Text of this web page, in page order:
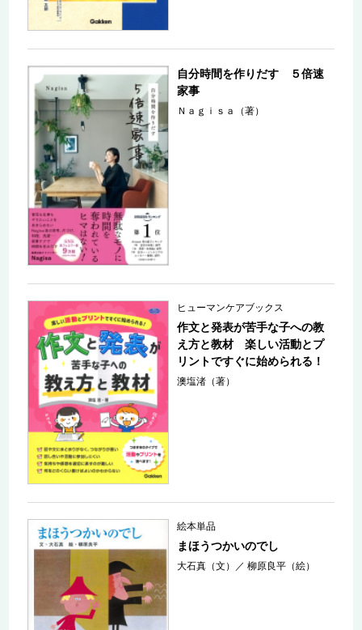
自分時間を作りだす ５倍速
家事
Ｎａｇｉｓａ（著）
ヒューマンケアブックス
作文と発表が苦手な子への教
え方と教材 楽しい活動とプ
リントですぐに始められる！
澳塩渚（著）
絵本単品
まほうつかいのでし
大石真（文） ／柳原良平（絵）